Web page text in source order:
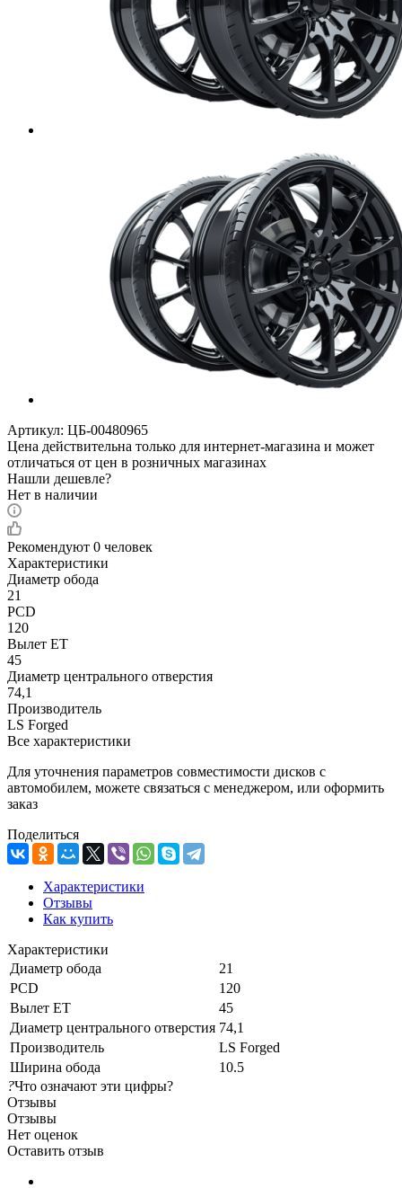
Артикул: ЦБ-00480965
Цена действительна только для интернет-магазина и может
отличаться от цен в розничных магазинах
Нашли дешевле?
Нет в наличии
Рекомендуют 0 человек
Характеристики
Диаметр обода
21
PCD
120
Вылет ET
45
Диаметр центрального отверстия
74,1
Производитель
LS Forged
Все характеристики
Для уточнения параметров совместимости дисков с
автомобилем, можете связаться с менеджером, или оформить
заказ
Поделиться
Характеристики
Отзывы
Как купить
Характеристики
Диаметр обода
21
PCD
120
Вылет ET
45
Диаметр центрального отверстия 74,1
Производитель
LS Forged
Ширина обода
10.5
?Что означают эти цифры?
Отзывы
Отзывы
Нет оценок
Оставить отзыв